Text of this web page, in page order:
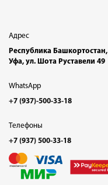
Адрес
Республика Башкортостан,
Уфа, ул. Шота Руставели 49
WhatsApp
+7 (937)-500-33-18
Телефоны
+7 (937) 500-33-18